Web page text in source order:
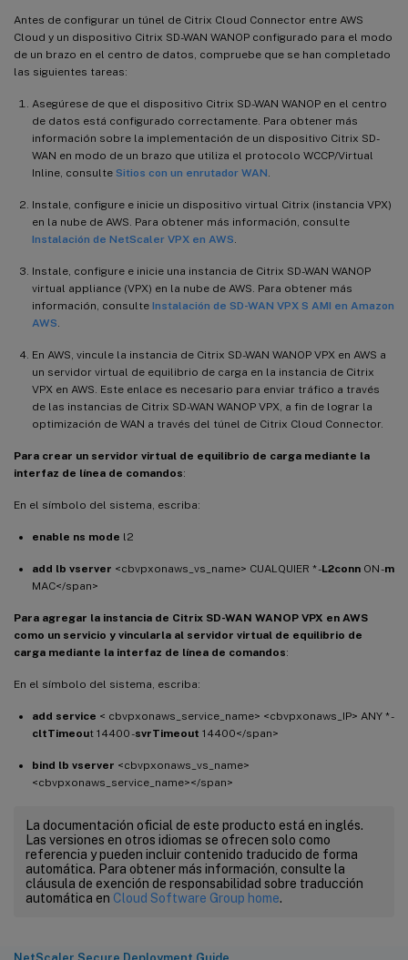
Antes de configurar un túnel de Citrix Cloud Connector entre AWS
Cloud y un dispositivo Citrix SD-WAN WANOP configurado para el modo
de un brazo en el centro de datos, compruebe que se han completado
las siguientes tareas:
Asegúrese de que el dispositivo Citrix SD-WAN WANOP en el centro
de datos está configurado correctamente. Para obtener más
información sobre la implementación de un dispositivo Citrix SD-
WAN en modo de un brazo que utiliza el protocolo WCCP/Virtual
Inline, consulte Sitios con un enrutador WAN.
Instale, configure e inicie un dispositivo virtual Citrix (instancia VPX)
en la nube de AWS. Para obtener más información, consulte
Instalación de NetScaler VPX en AWS.
Instale, configure e inicie una instancia de Citrix SD-WAN WANOP
virtual appliance (VPX) en la nube de AWS. Para obtener más
información, consulte Instalación de SD-WAN VPX S AMI en Amazon
AWS.
En AWS, vincule la instancia de Citrix SD-WAN WANOP VPX en AWS a
un servidor virtual de equilibrio de carga en la instancia de Citrix
VPX en AWS. Este enlace es necesario para enviar tráfico a través
de las instancias de Citrix SD-WAN WANOP VPX, a fin de lograr la
optimización de WAN a través del túnel de Citrix Cloud Connector.
Para crear un servidor virtual de equilibrio de carga mediante la
interfaz de línea de comandos:
En el símbolo del sistema, escriba:
enable ns mode l2
add lb vserver <cbvpxonaws_vs_name> CUALQUIER * -L2conn ON -m
MAC</span>
Para agregar la instancia de Citrix SD-WAN WANOP VPX en AWS
como un servicio y vincularla al servidor virtual de equilibrio de
carga mediante la interfaz de línea de comandos:
En el símbolo del sistema, escriba:
add service < cbvpxonaws_service_name> <cbvpxonaws_IP> ANY * -
cltTimeout 14400 -svrTimeout 14400</span>
bind lb vserver <cbvpxonaws_vs_name>
<cbvpxonaws_service_name></span>
La documentación oficial de este producto está en inglés.
Las versiones en otros idiomas se ofrecen solo como
referencia y pueden incluir contenido traducido de forma
automática. Para obtener más información, consulte la
cláusula de exención de responsabilidad sobre traducción
automática en Cloud Software Group home.